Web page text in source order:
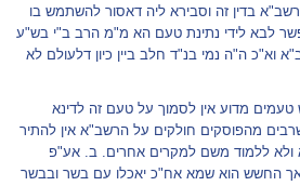
בדין זה וסבירא ליה דאסור להשתמש בו
לבא לידי נתינת טעם הא מ"מ הרב ב"י בש"ע
וא"כ ה"ה נמי בנ"ד חלב ביין כיון דלעולם לא
מדוע אין לסמוך על טעם זה לדינא
מהפוסקים חולקים על הרשב"א אין להתיר
ולא ללמוד משם למקרים אחרים. ב. אע"פ
החשש הוא שמא אח"כ יאכלו עם בשר ובבשר